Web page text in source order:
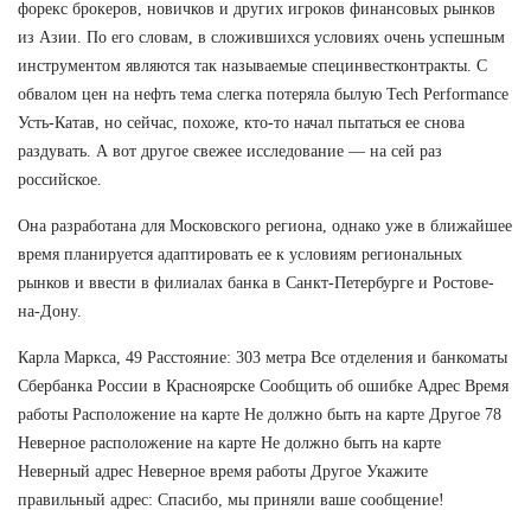
форекс брокеров, новичков и других игроков финансовых рынков
из Азии. По его словам, в сложившихся условиях очень успешным
инструментом являются так называемые специнвестконтракты. С
обвалом цен на нефть тема слегка потеряла былую Tech Performance
Усть-Катав, но сейчас, похоже, кто-то начал пытаться ее снова
раздувать. А вот другое свежее исследование — на сей раз
российское.
Она разработана для Московского региона, однако уже в ближайшее
время планируется адаптировать ее к условиям региональных
рынков и ввести в филиалах банка в Санкт-Петербурге и Ростове-
на-Дону.
Карла Маркса, 49 Расстояние: 303 метра Все отделения и банкоматы
Сбербанка России в Красноярске Сообщить об ошибке Адрес Время
работы Расположение на карте Не должно быть на карте Другое 78
Неверное расположение на карте Не должно быть на карте
Неверный адрес Неверное время работы Другое Укажите
правильный адрес: Спасибо, мы приняли ваше сообщение!